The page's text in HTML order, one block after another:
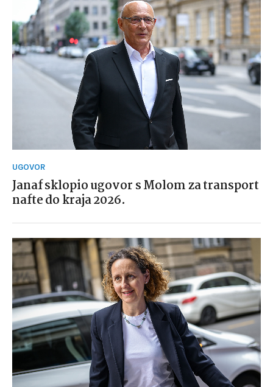
UGOVOR
Janaf sklopio ugovor s Molom za transport
nafte do kraja 2026.